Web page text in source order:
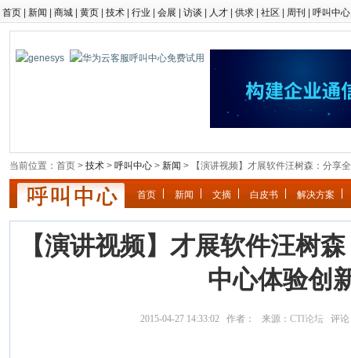
首页 新闻 商城 黄页 技术 行业 会展 访谈 人才 供求 社区 周刊 呼叫中心
当前位置：首页 > 技术 > 呼叫中心 > 新闻 > 【演讲视频】才展软件汪树森：分享
首页 新闻 文摘 白皮书 解决方案
【演讲视频】才展软件汪树
中心体验创
2015-04-27 14:33:02 作者： 来源： CTI论坛 评论